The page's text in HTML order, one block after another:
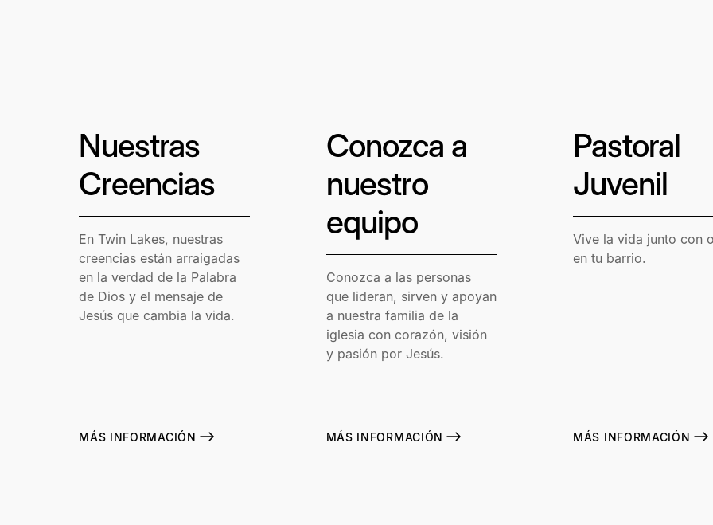
Nuestras
Creencias
En Twin Lakes, nuestras
creencias están arraigadas
en la verdad de la Palabra
de Dios y el mensaje de
Jesús que cambia la vida.
MÁS INFORMACIÓN
Conozca a
nuestro
equipo
Conozca a las personas
que lideran, sirven y apoyan
a nuestra familia de la
iglesia con corazón, visión
y pasión por Jesús.
MÁS INFORMACIÓN
Pastoral
Juvenil
Vive la vida junto con
en tu barrio.
MÁS INFORMACIÓN